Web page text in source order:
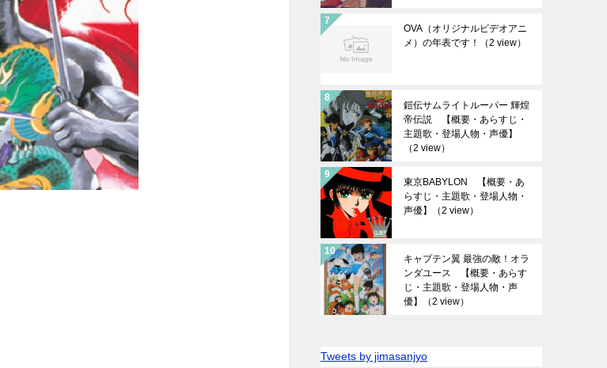
OVA（オリジナルビデオアニ
メ）の年表です！
（2 view）
鎧伝サムライトルーパー 輝煌
帝伝説 【概要・あらすじ・
主題歌・登場人物・声優】
（2 view）
東京BABYLON 【概要・あ
らすじ・主題歌・登場人物・
声優】
（2 view）
キャプテン翼 最強の敵！オラ
ンダユース 【概要・あらす
じ・主題歌・登場人物・声
優】
（2 view）
Tweets by jimasanjyo